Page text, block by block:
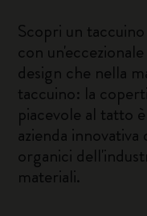
Scopri un
con
design che nella
taccuino: la
piacevole al tatto
azienda
organici
materiali.